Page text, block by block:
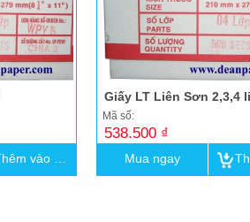
Thêm vào giỏ
Mã số:
538.500 ₫
Mua ngay